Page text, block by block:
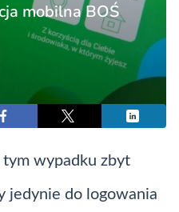
mobilna BOŚ
wypadku zbyt
jedynie do logowania